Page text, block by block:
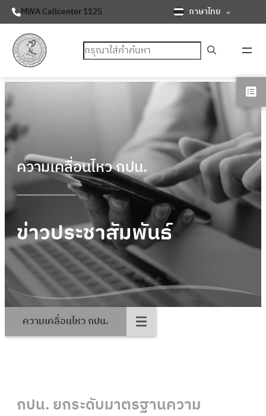
MWA Callcenter 1125 ภาษาไทย
ค้นหา
ความเคลื่อนไหว กปน.
ข่าวประชาสัมพันธ์
ความเคลื่อนไหว กปน.
กปน. ยกระดับมาตรฐานความ